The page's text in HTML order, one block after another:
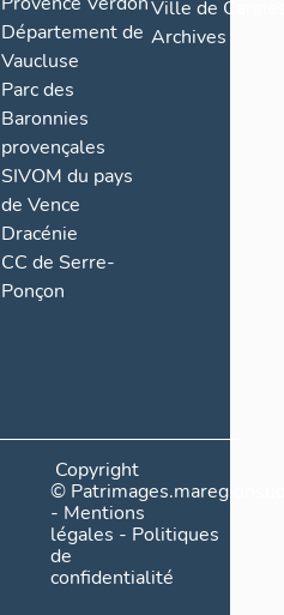
Département de
Vaucluse
Parc des
Baronnies
provençales
SIVOM du pays
de Vence
Dracénie
CC de Serre-
Ponçon
Ville de
Archives
Copyright
©
- Mentions
légales - Politiques
de
confidentialité